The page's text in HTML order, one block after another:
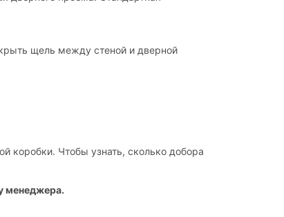
щель между стеной и дверной
коробки. Чтобы узнать, сколько добора
менеджера.